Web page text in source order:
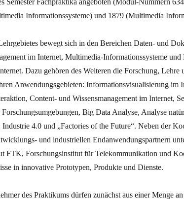
Semester Fachpraktika angeboten (Modul-Nummern
Informationssysteme) und 1879 (Multimedia
bewegt sich in den Bereichen Daten- und
im Internet, Multimedia-Informationssysteme und
Dazu gehören des Weiteren die Forschung,
Anwendungsgebieten: Informationsvisualisierung im
Content- und Wissensmanagement im Internet,
Big Data Analyse, Analyse
4.0 und „Factories of the Future“. Neben der
und industriellen Endanwendungspartnern
FTK, Forschungsinstitut für Telekommunikation und
in innovative Prototypen, Produkte und Dienste.
des Praktikums dürfen zunächst aus einer Menge